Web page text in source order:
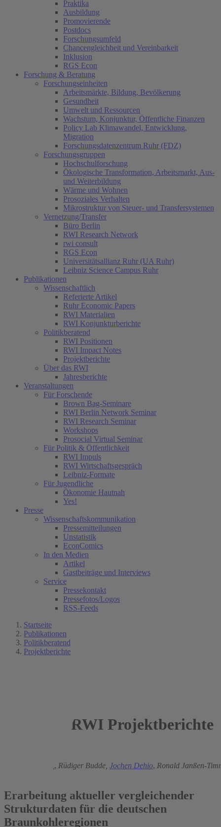
Praktika
Ausbildung
Promovierende
Postdocs
Forschungsumfeld
Chancengleichheit und Vereinbarkeit
Inklusion
RGS Econ
Forschung & Beratung
Forschungseinheiten
Arbeitsmärkte, Bildung, Bevölkerung
Gesundheit
Umwelt und Ressourcen
Wachstum, Konjunktur, Öffentliche Finanzen
Policy Lab Klimawandel, Entwicklung,
Migration
Forschungsdatenzentrum Ruhr (FDZ)
Forschungsgruppen
Hochschulforschung
Ökologische Transformation, Arbeitsmarkt, Aus-
und Weiterbildung
Wärme und Wohnen
Prosoziales Verhalten
Mikrostruktur von Steuer- und Transfersystemen
Vernetzung/Transfer
Büro Berlin
RWI Research Network
rwi consult
RGS Econ
Universitätsallianz Ruhr (UA Ruhr)
Leibniz Science Campus Ruhr
Publikationen
Wissenschaftlich
Referierte Artikel
Ruhr Economic Papers
RWI Materialien
RWI Konjunkturberichte
Politikberatend
RWI Positionen
RWI Impact Notes
Projektberichte
Über das RWI
Jahresberichte
Veranstaltungen
Für Forschende
Brown Bag-Seminare
RWI Berlin Network Seminar
RWI Research Seminar
Workshops
Prosocial Virtual Seminar
Für Politik & Öffentlichkeit
RWI Impuls
RWI Wirtschaftsgespräch
Leibniz-Formate
Für Jugendliche
Ökonomie Hautnah
Yes!
Presse
Wissenschaftskommunikation
Pressemitteilungen
Unstatistik
EconComics
In den Medien
Artikel
Gastbeiträge und Interviews
Service
Pressekontakt
Pressefotos/Logos
RSS-Feeds
Startseite
Publikationen
Politikberatend
Projektberichte
RWI Projektberichte
, Rüdiger Budde, Jochen Dehio, Ronald Janßen-
Erarbeitung aktueller vergleichender
Strukturdaten für die deutschen
Braunkohleregionen